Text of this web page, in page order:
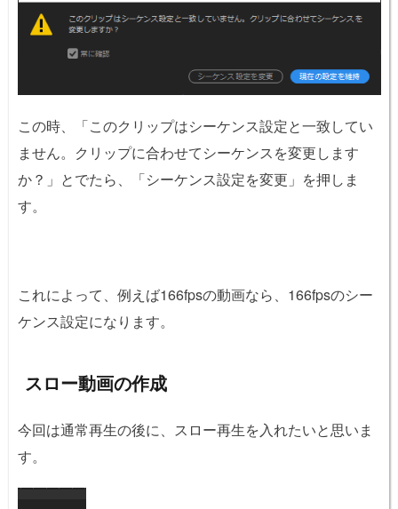
この時、「このクリップはシーケンス設定と一致してい
ません。クリップに合わせてシーケンスを変更します
か？」とでたら、「シーケンス設定を変更」を押しま
す。
これによって、例えば166fpsの動画なら、166fpsのシー
ケンス設定になります。
スロー動画の作成
今回は通常再生の後に、スロー再生を入れたいと思いま
す。